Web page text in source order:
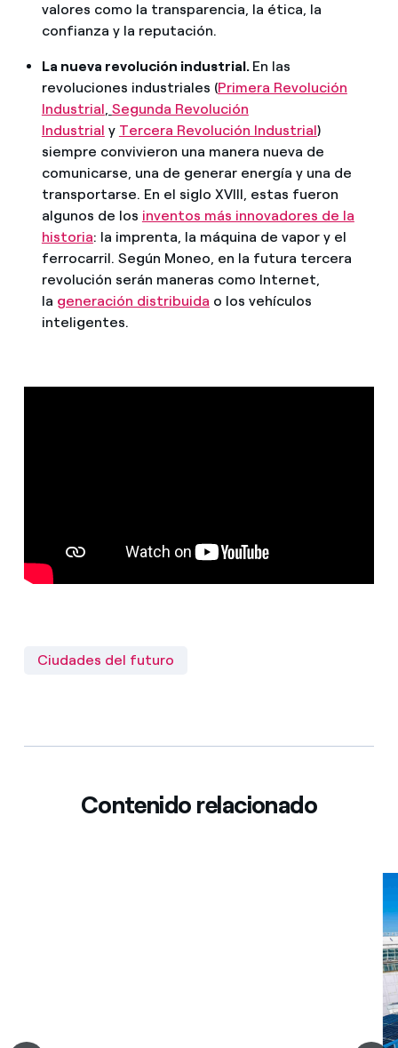
valores como la transparencia, la ética, la
confianza y la reputación.
La nueva revolución industrial. En las
revoluciones industriales (Primera Revolución
Industrial, Segunda Revolución
Industrial y Tercera Revolución Industrial)
siempre convivieron una manera nueva de
comunicarse, una de generar energía y una de
transportarse. En el siglo XVIII, estas fueron
algunos de los inventos más innovadores de la
historia: la imprenta, la máquina de vapor y el
ferrocarril. Según Moneo, en la futura tercera
revolución serán maneras como Internet,
la generación distribuida o los vehículos
inteligentes.
Ciudades del futuro
Contenido relacionado